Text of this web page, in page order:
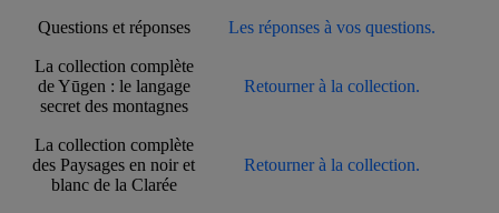
Questions et réponses Les réponses à vos questions.
La collection complète
de Yūgen : le langage
secret des montagnes
Retourner à la collection.
La collection complète
des Paysages en noir et
blanc de la Clarée
Retourner à la collection.